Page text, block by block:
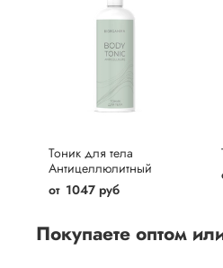
Тоник для тела
Антицеллюлитный
от 1047 руб
Покупаете оптом